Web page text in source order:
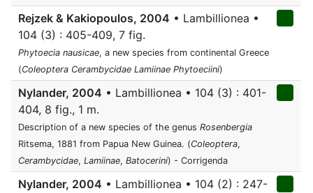
Rejzek & Kakiopoulos, 2004 • Lambillionea •
104 (3) : 405-409, 7 fig.
Phytoecia nausicae, a new species from continental Greece
(Coleoptera Cerambycidae Lamiinae Phytoeciini)
Nylander, 2004 • Lambillionea • 104 (3) : 401-
404, 8 fig., 1 m.
Description of a new species of the genus Rosenbergia
Ritsema, 1881 from Papua New Guinea. (Coleoptera,
Cerambycidae, Lamiinae, Batocerini) - Corrigenda
Nylander, 2004 • Lambillionea • 104 (2) : 247-